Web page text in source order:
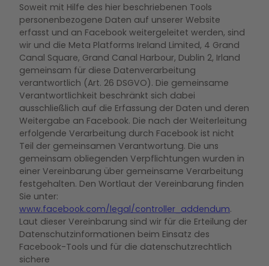
Soweit mit Hilfe des hier beschriebenen Tools
personenbezogene Daten auf unserer Website
erfasst und an Facebook weitergeleitet werden, sind
wir und die Meta Platforms Ireland Limited, 4 Grand
Canal Square, Grand Canal Harbour, Dublin 2, Irland
gemeinsam für diese Datenverarbeitung
verantwortlich (Art. 26 DSGVO). Die gemeinsame
Verantwortlichkeit beschränkt sich dabei
ausschließlich auf die Erfassung der Daten und deren
Weitergabe an Facebook. Die nach der Weiterleitung
erfolgende Verarbeitung durch Facebook ist nicht
Teil der gemeinsamen Verantwortung. Die uns
gemeinsam obliegenden Verpflichtungen wurden in
einer Vereinbarung über gemeinsame Verarbeitung
festgehalten. Den Wortlaut der Vereinbarung finden
Sie unter:
www.facebook.com/legal/controller_addendum.
Laut dieser Vereinbarung sind wir für die Erteilung der
Datenschutzinformationen beim Einsatz des
Facebook-Tools und für die datenschutzrechtlich
sichere